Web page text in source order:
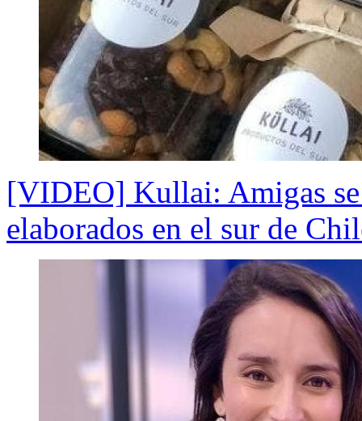
[VIDEO] Kullai: Amigas
elaborados en el sur de